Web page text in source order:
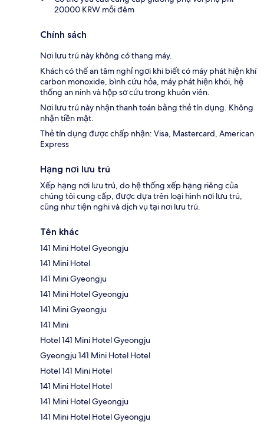
20000 KRW mỗi đêm
Chính sách
Nơi lưu trú này không có thang máy.
Khách có thể an tâm nghỉ ngơi khi biết có máy phát hiện khí
carbon monoxide, bình cứu hỏa, máy phát hiện khói, hệ
thống an ninh và hộp sơ cứu trong khuôn viên.
Nơi lưu trú này nhận thanh toán bằng thẻ tín dụng. Không
nhận tiền mặt.
Thẻ tín dụng được chấp nhận: Visa, Mastercard, American
Express
Hạng nơi lưu trú
Xếp hạng nơi lưu trú, do hệ thống xếp hạng riêng của
chúng tôi cung cấp, được dựa trên loại hình nơi lưu trú,
cũng như tiện nghi và dịch vụ tại nơi lưu trú.
Tên khác
141 Mini Hotel Gyeongju
141 Mini Hotel
141 Mini Gyeongju
141 Mini Hotel Gyeongju
141 Mini Gyeongju
141 Mini
Hotel 141 Mini Hotel Gyeongju
Gyeongju 141 Mini Hotel Hotel
Hotel 141 Mini Hotel
141 Mini Hotel Hotel
141 Mini Hotel Gyeongju
141 Mini Hotel Hotel Gyeongju